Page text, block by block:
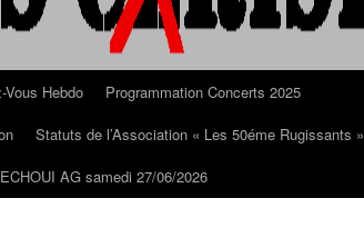
Vous Hebdo
Programmation Concerts 2025
Statuts de l’Association « Les 50éme Rugissants »
AG samedi 27/06/2026